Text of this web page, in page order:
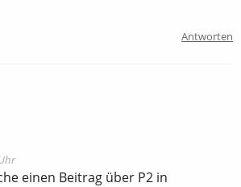
Antworten
einen Beitrag über P2 in